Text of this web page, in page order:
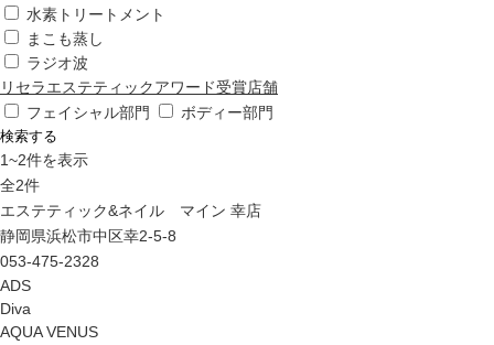
水素トリートメント
まこも蒸し
ラジオ波
リセラエステティックアワード受賞店舗
フェイシャル部門
ボディー部門
検索する
1~2件を表示
全2件
エステティック&ネイル マイン 幸店
静岡県浜松市中区幸2-5-8
053-475-2328
ADS
Diva
AQUA VENUS